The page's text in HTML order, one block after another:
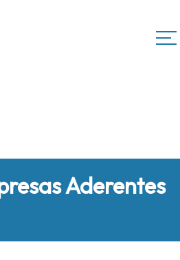
Aderentes